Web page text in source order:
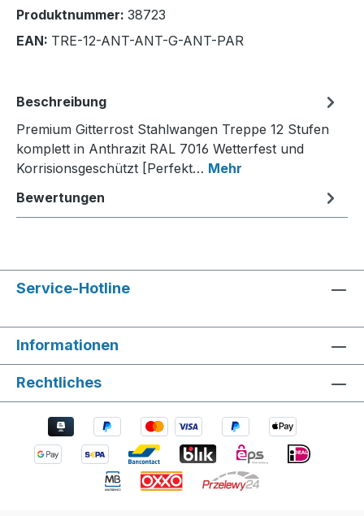
Produktnummer: 38723
EAN: TRE-12-ANT-ANT-G-ANT-PAR
Beschreibung
Premium Gitterrost Stahlwangen Treppe 12 Stufen
komplett in Anthrazit RAL 7016 Wetterfest und
Korrisionsgeschützt [Perfekt… Mehr
Bewertungen
Service-Hotline
Informationen
Rechtliches